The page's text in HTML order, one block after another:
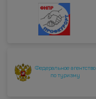
Федеральное агентство
по туризму